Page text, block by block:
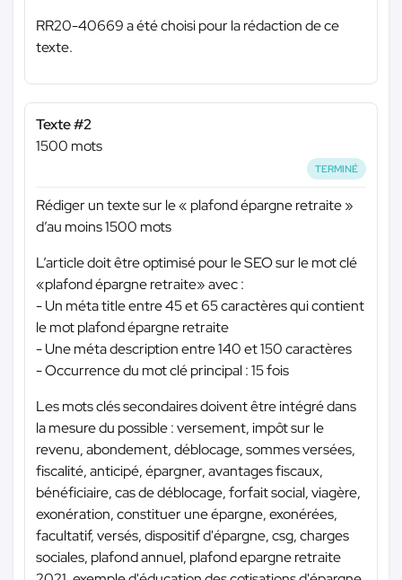
RR20-40669 a été choisi pour la rédaction de ce
texte.
Texte #2
1500 mots
TERMINÉ
Rédiger un texte sur le « plafond épargne retraite »
d’au moins 1500 mots
L’article doit être optimisé pour le SEO sur le mot clé
«plafond épargne retraite» avec :
- Un méta title entre 45 et 65 caractères qui contient
le mot plafond épargne retraite
- Une méta description entre 140 et 150 caractères
- Occurrence du mot clé principal : 15 fois
Les mots clés secondaires doivent être intégré dans
la mesure du possible : versement, impôt sur le
revenu, abondement, déblocage, sommes versées,
fiscalité, anticipé, épargner, avantages fiscaux,
bénéficiaire, cas de déblocage, forfait social, viagère,
exonération, constituer une épargne, exonérées,
facultatif, versés, dispositif d'épargne, csg, charges
sociales, plafond annuel, plafond epargne retraite